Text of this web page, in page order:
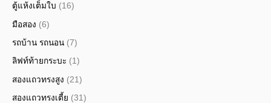
ตู้แห้งเต็มใบ (16)
มือสอง (6)
รถบ้าน รถนอน (7)
ลิฟท์ท้ายกระบะ (1)
สองแถวทรงสูง (21)
สองแถวทรงเตี้ย (31)